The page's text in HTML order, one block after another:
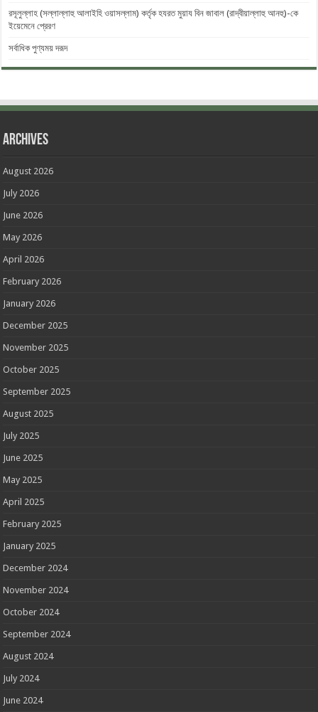
রসূলুল্লাহ (সল্লাল্লাহু আলাইহি ওয়াসল্লাম) কর্তৃক হযরত মুয়ায বিন জাবাল (রাদ্বীয়াল্লাহু আনহু)-কে
ইয়েমেনে প্রেরণ
সর্বাধিক পুণ্যময় দরূদ
Archives
August 2026
July 2026
June 2026
May 2026
April 2026
February 2026
January 2026
December 2025
November 2025
October 2025
September 2025
August 2025
July 2025
June 2025
May 2025
April 2025
February 2025
January 2025
December 2024
November 2024
October 2024
September 2024
August 2024
July 2024
June 2024